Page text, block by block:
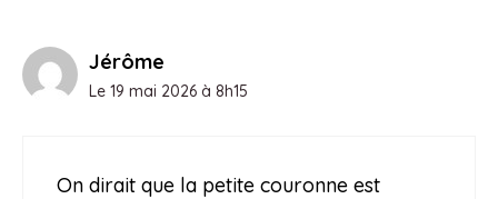
Jérôme
Le 19 mai 2026 à 8h15
On dirait que la petite couronne est